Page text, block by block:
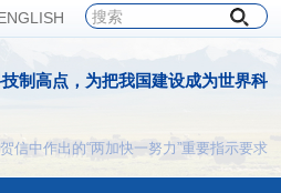
制高点，为把我国建设成为世界科
中作出的“两加快一努力”重要指示要求